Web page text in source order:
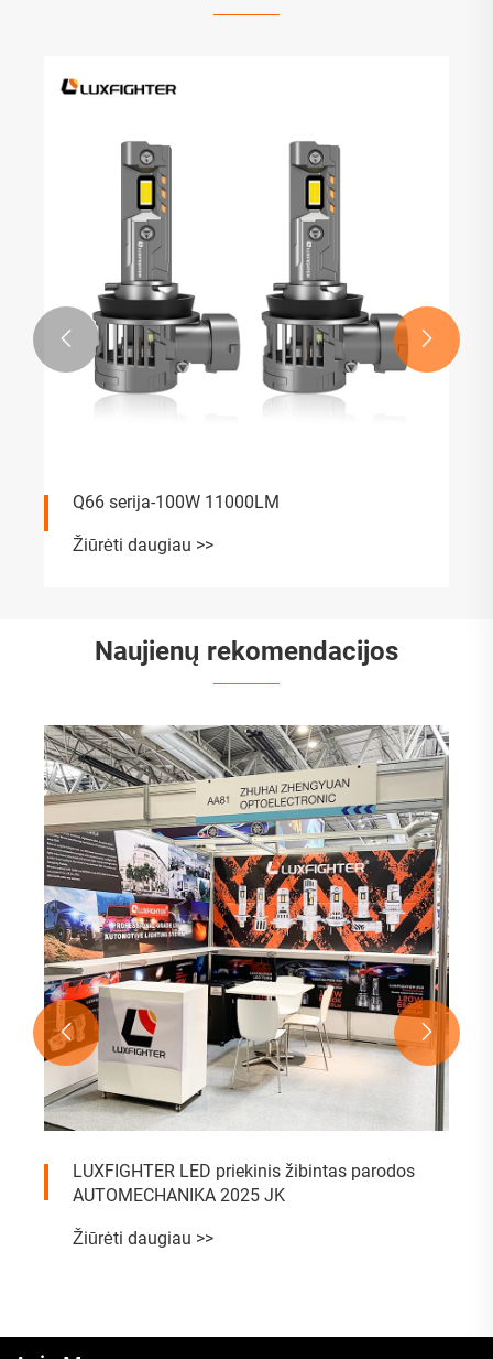
Q66 serija-100W 11000LM
Žiūrėti daugiau >>
 
Naujienų rekomendacijos
LUXFIGHTER LED priekinis žibintas parodos
AUTOMECHANIKA 2025 JK
Žiūrėti daugiau >>
 